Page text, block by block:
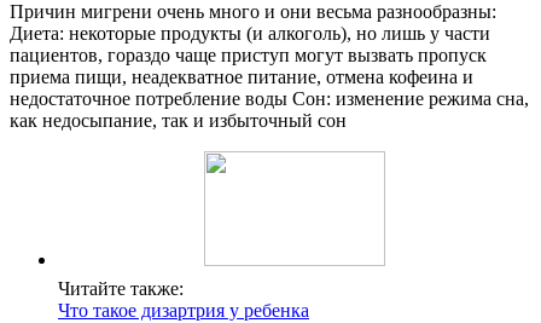
Причин мигрени очень много и они весьма разнообразны:
Диета: некоторые продукты (и алкоголь), но лишь у части
пациентов, гораздо чаще приступ могут вызвать пропуск
приема пищи, неадекватное питание, отмена кофеина и
недостаточное потребление воды Сон: изменение режима сна,
как недосыпание, так и избыточный сон
Читайте также:
Что такое дизартрия у ребенка